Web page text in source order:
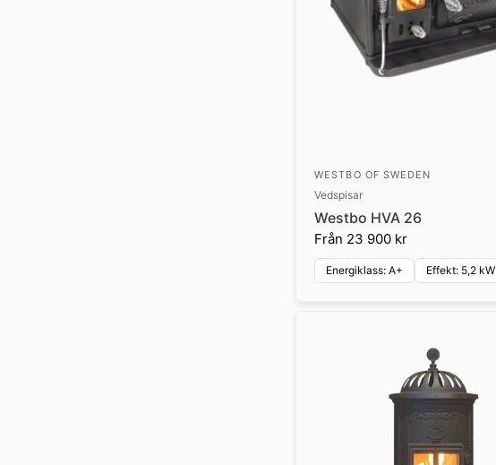
WESTBO OF SWEDEN
Vedspisar
Westbo HVA 26
Från 23 900 kr
Energiklass: A+ Effekt: 5,2 kW